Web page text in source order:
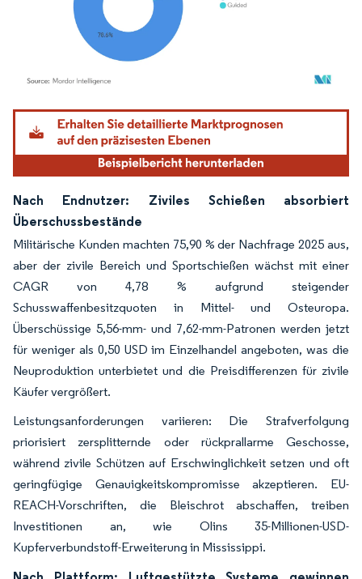
Bild © Mordor Intelligence. Wiederverwendung erfordert Namensnennung gemäß
Nach Endnutzer: Ziviles Schießen absorbiert
Überschussbestände
Militärische Kunden machten 75,90 % der Nachfrage 2025 aus,
aber der zivile Bereich und Sportschießen wächst mit einer
CAGR von 4,78 % aufgrund steigender
Schusswaffenbesitzquoten in Mittel- und Osteuropa.
Überschüssige 5,56-mm- und 7,62-mm-Patronen werden jetzt
für weniger als 0,50 USD im Einzelhandel angeboten, was die
Neuproduktion unterbietet und die Preisdifferenzen für zivile
Käufer vergrößert.
Leistungsanforderungen variieren: Die Strafverfolgung
priorisiert zersplitternde oder rückprallarme Geschosse,
während zivile Schützen auf Erschwinglichkeit setzen und oft
geringfügige Genauigkeitskompromisse akzeptieren. EU-
REACH-Vorschriften, die Bleischrot abschaffen, treiben
Investitionen an, wie Olins 35-Millionen-USD-
Kupferverbundstoff-Erweiterung in Mississippi.